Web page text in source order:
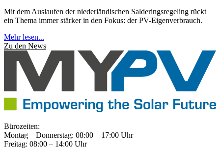
Mit dem Auslaufen der niederländischen Salderingsregeling rückt
ein Thema immer stärker in den Fokus: der PV-Eigenverbrauch.
Mehr lesen...
Zu den News
Bürozeiten:
Montag – Donnerstag: 08:00 – 17:00 Uhr
Freitag: 08:00 – 14:00 Uhr